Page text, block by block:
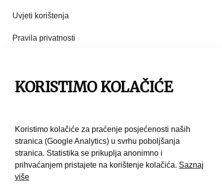
Uvjeti korištenja
Pravila privatnosti
Pravila korištenja
KORISTIMO KOLAČIĆE
Koristimo kolačiće za praćenje posjećenosti naših
stranica (Google Analytics) u svrhu poboljšanja
stranica. Statistika se prikuplja anonimno i
prihvaćanjem pristajete na korištenje kolačića. Saznaj
više